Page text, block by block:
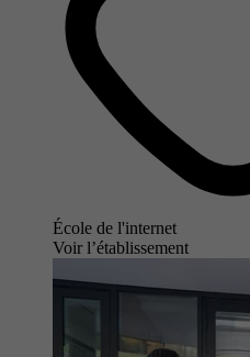
École de l'internet
Voir l’établissement